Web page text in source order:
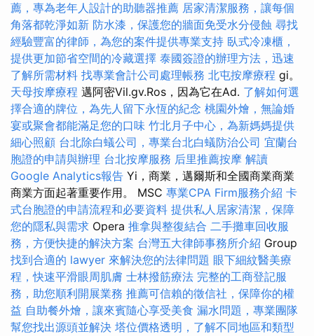
薦，專為老年人設計的助聽器推薦 居家清潔服務，讓每個
角落都乾淨如新 防水漆，保護您的牆面免受水分侵蝕 尋找
經驗豐富的律師，為您的案件提供專業支持 臥式冷凍櫃，
提供更加節省空間的冷藏選擇 泰國簽證的辦理方法，迅速
了解所需材料 找專業會計公司處理帳務 北屯按摩療程 gi。
天母按摩療程 邁阿密Vil.gv.Ros，因為它在Ad. 了解如何選
擇合適的牌位，為先人留下永恆的紀念 桃園外燴，無論婚
宴或聚會都能滿足您的口味 竹北月子中心，為新媽媽提供
細心照顧 台北除白蟻公司，專業台北白蟻防治公司 宜蘭台
胞證的申請與辦理 台北按摩服務 后里推薦按摩 解讀
Google Analytics報告 Yi，商業，邁爾斯和全國商業商業
商業方面起著重要作用。 MSC 專業CPA Firm服務介紹 卡
式台胞證的申請流程和必要資料 提供私人居家清潔，保障
您的隱私與需求 Opera 推拿與整復結合 二手攤車回收服
務，方便快捷的解決方案 台灣五大律師事務所介紹 Group
找到合適的 lawyer 來解決您的法律問題 眼下細紋醫美療
程，快速平滑眼周肌膚 士林撥筋療法 完整的工商登記服
務，助您順利開展業務 推薦可信賴的徵信社，保障你的權
益 自助餐外燴，讓來賓隨心享受美食 漏水問題，專業團隊
幫您找出源頭並解決 塔位價格透明，了解不同地區和類型